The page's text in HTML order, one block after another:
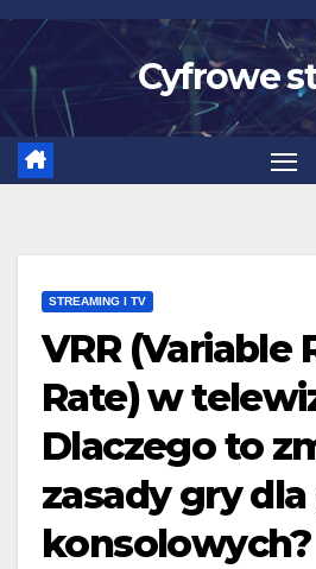
Skip
content
Cyfrowe
STREAMING I TV
VRR (Variable
Rate) w
Dlaczego to
zasady gry
konsolowych?